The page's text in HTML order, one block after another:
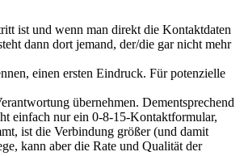
ist und wenn man direkt die Kontaktdaten
dann dort jemand, der/die gar nicht mehr
einen ersten Eindruck. Für potenzielle
übernehmen. Dementsprechend
einfach nur ein 0-8-15-Kontaktformular,
ist die Verbindung größer (und damit
kann aber die Rate und Qualität der